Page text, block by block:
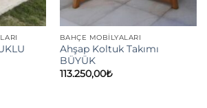
BAHÇE MOBILYALARI
Ahşap Koltuk Takımı
BÜYÜK
113.250,00₺